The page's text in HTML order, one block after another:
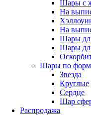
Шары с
На
На
Шары
Шары
Шары по
Звезда
Круглые
Сердце
Шар
Распродажа